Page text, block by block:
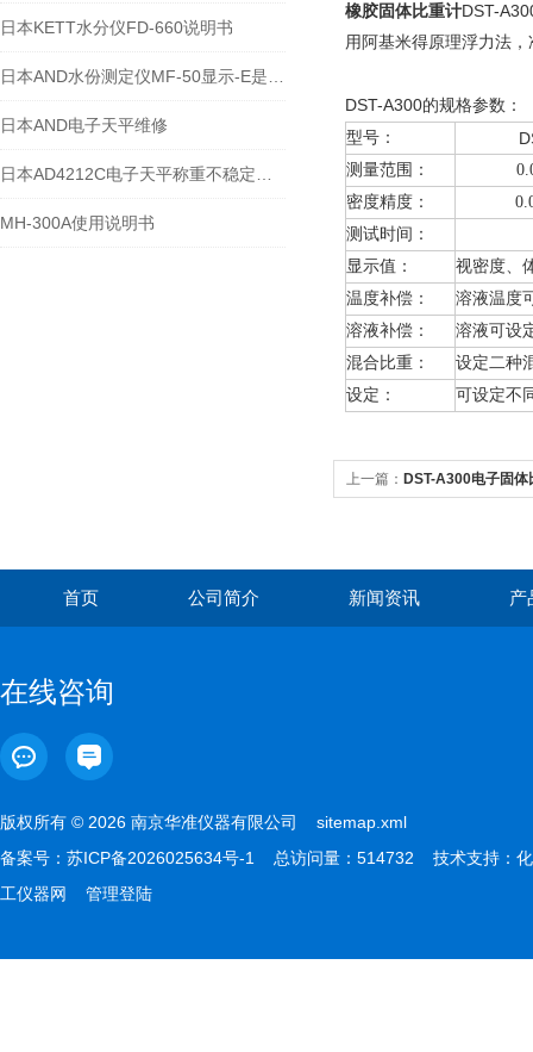
日本KETT水分仪FD-660说明书
日本AND电子天平维修
MH-300A使用说明书
橡胶固体比重计DST-
用阿基米得原理浮力法
DST-A300的规格参数：
型号：
测量范围：
密度精度：
测试时间：
显示值：
视密度、
温度补偿：
溶液温度
溶液补偿：
溶液可设
混合比重：
设定二种
设定：
可设定不
上一篇： DST-A300电子固体
首页 公司简介 新闻资讯 产
在线咨询
版权所有 © 2026 南京华准仪器有限公司 sitemap.xml
备案号： 苏ICP备2026025634号-1 总访问量：514732 技术支持： 化
工仪器网
管理登陆